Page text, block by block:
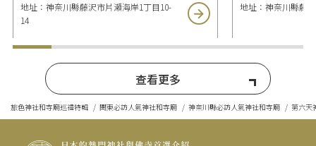
地址：神奈川縣藤沢市片瀬海岸1丁目10-
14
地址：神奈川縣藤
查看更多
旅色神社和寺廟巡禮特輯 関東必訪人氣神社和寺廟 神奈川縣必訪人氣神社和寺廟 第六天